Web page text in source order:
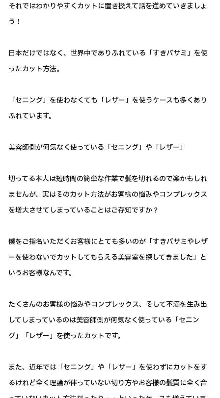
それではわかりやすくカットに置き換えて話を進めていきましょ
う！
日本だけではなく、世界中でありふれている「すきバサミ」を使
ったカット方法。
「セニング」を使わなくても「レザー」を使うケースも多くあり
ふれています。
美容師側が何気なく使っている「セニング」や「レザー」
切ってる本人は短時間の簡単な作業で髪を切れるので楽かもしれ
ませんが、実はそのカット方法がお客様の悩みやコンプレックス
を増大させてしまっていることはご存知ですか？
僕をご指名いただくお客様にとても多いのが「すきバサミやレザ
ーを使わないでカットしてもらえる美容室を探してきました」と
いうお客様なんです。
たくさんのお客様の悩みやコンプレックス、そして不満を生み出
してしまっているのは美容師側が何気なく使っている「セニン
グ」「レザー」を使ったカットです。
また、近年では「セニング」や「レザー」を使わずにカットをす
るけれど全く理論が伴っていない切り方やお客様の髪質に全く合